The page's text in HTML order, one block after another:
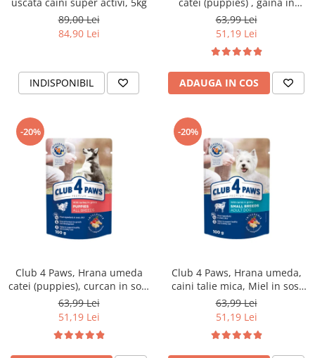
89,00 Lei
84,90 Lei
INDISPONIBIL
jeleu, set 24x100g
63,99 Lei
51,19 Lei
ADAUGA IN COS
-20%
Club 4 Paws, Hrana umeda
catei (puppies), curcan in sos,
set 24x100g
63,99 Lei
51,19 Lei
-20%
Club 4 Paws, Hrana umeda,
caini talie mica, Miel in sos,
set 24x100g
63,99 Lei
51,19 Lei